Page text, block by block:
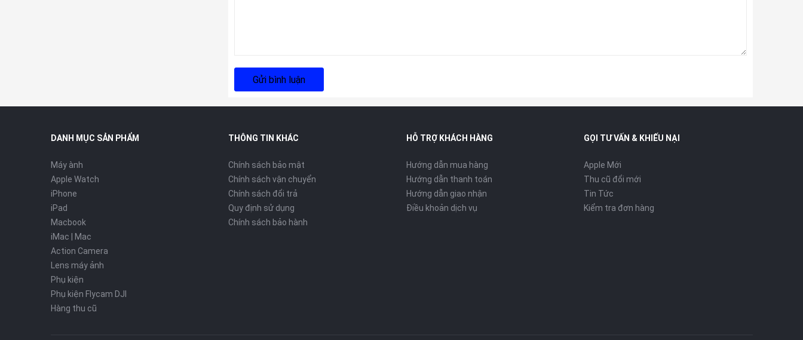
Gửi bình luận
DANH MỤC SẢN PHẨM
Máy ành
Apple Watch
iPhone
iPad
Macbook
iMac | Mac
Action Camera
Lens máy ảnh
Phụ kiện
Phụ kiện Flycam DJI
Hàng thu cũ
THÔNG TIN KHÁC
Chính sách bảo mật
Chính sách vận chuyển
Chính sách đổi trả
Quy định sử dụng
Chính sách bảo hành
HỖ TRỢ KHÁCH HÀNG
Hướng dẫn mua hàng
Hướng dẫn thanh toán
Hướng dẫn giao nhận
Điều khoản dịch vụ
GỌI TƯ VẤN & KHIẾU NẠI
Apple Mới
Thu cũ đổi mới
Tin Tức
Kiểm tra đơn hàng